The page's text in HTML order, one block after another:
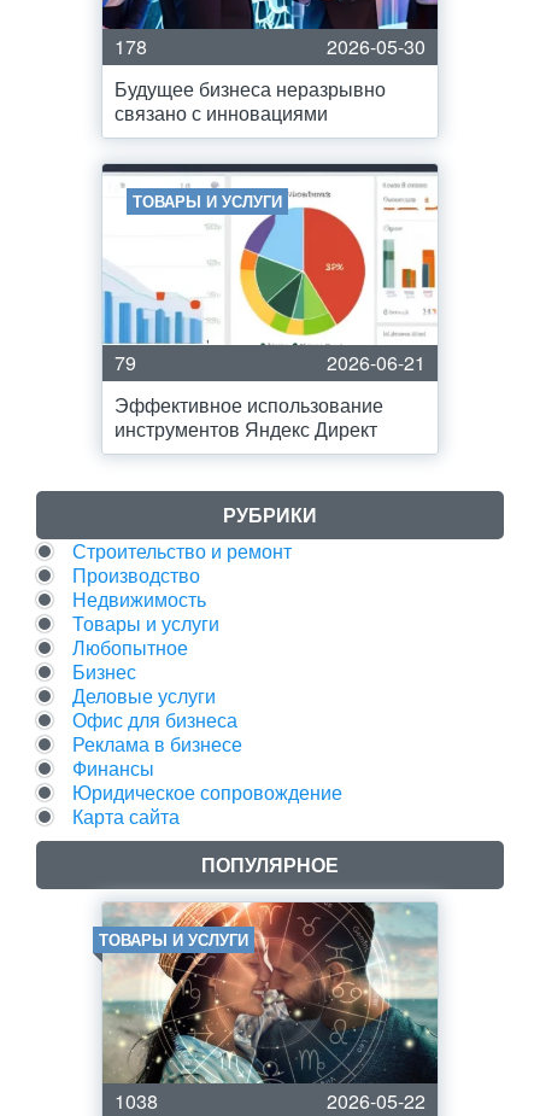
178
2026-05-30
Будущее бизнеса неразрывно
связано с инновациями
ТОВАРЫ И УСЛУГИ
79
2026-06-21
Эффективное использование
инструментов Яндекс Директ
РУБРИКИ
Строительство и ремонт
Производство
Недвижимость
Товары и услуги
Любопытное
Бизнес
Деловые услуги
Офис для бизнеса
Реклама в бизнесе
Финансы
Юридическое сопровождение
Карта сайта
ПОПУЛЯРНОЕ
ТОВАРЫ И УСЛУГИ
1038
2026-05-22